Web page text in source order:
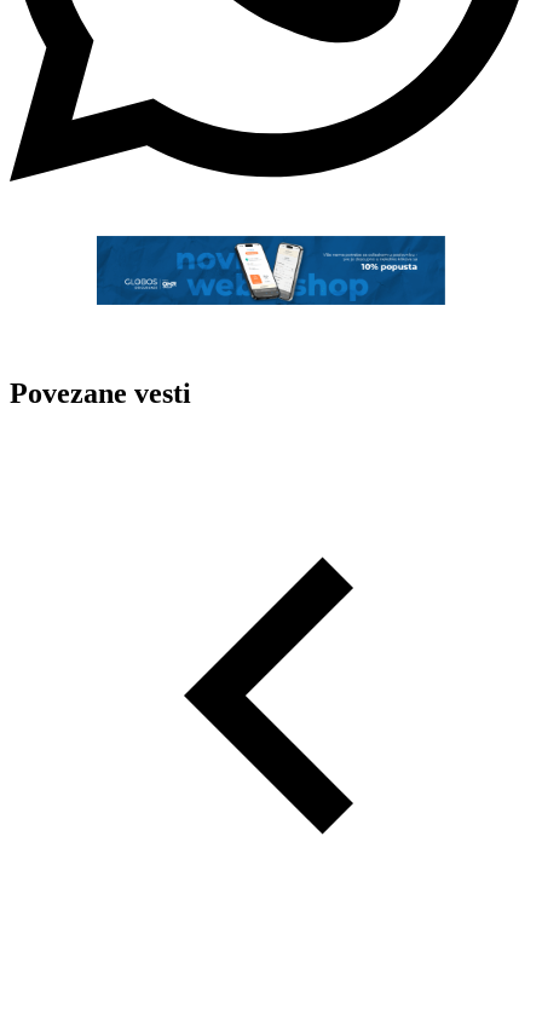
Povezane vesti